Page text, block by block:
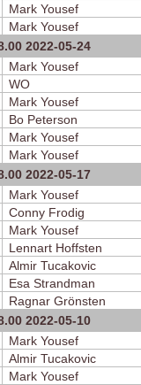
Mark Yousef
Mark Yousef
2022-05-24
Mark Yousef
WO
Mark Yousef
Bo Peterson
Mark Yousef
Mark Yousef
2022-05-17
Mark Yousef
Conny Frodig
Mark Yousef
Lennart Hoffsten
Almir Tucakovic
Esa Strandman
Ragnar Grönsten
2022-05-10
Mark Yousef
Almir Tucakovic
Mark Yousef